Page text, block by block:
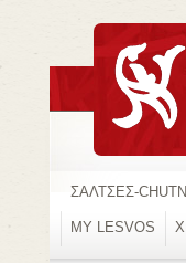
ΣΑΛΤΣΕΣ-
MY LESVOS